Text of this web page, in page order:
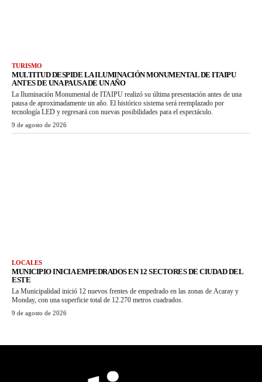
TURISMO
MULTITUD DESPIDE LA ILUMINACIÓN MONUMENTAL DE ITAIPU
ANTES DE UNA PAUSA DE UN AÑO
La Iluminación Monumental de ITAIPU realizó su última presentación antes de una
pausa de aproximadamente un año. El histórico sistema será reemplazado por
tecnología LED y regresará con nuevas posibilidades para el espectáculo.
9 de agosto de 2026
LOCALES
MUNICIPIO INICIA EMPEDRADOS EN 12 SECTORES DE CIUDAD DEL
ESTE
La Municipalidad inició 12 nuevos frentes de empedrado en las zonas de Acaray y
Monday, con una superficie total de 12.270 metros cuadrados.
9 de agosto de 2026